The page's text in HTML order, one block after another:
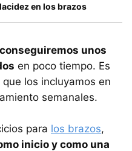
en los brazos
conseguiremos unos
en poco tiempo. Es
los incluyamos en
semanales.
para los brazos,
inicio y como una